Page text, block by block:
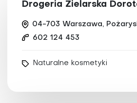
Drogeria Zielarska
04-703 Warszawa,
602 124 453
Naturalne kosmetyki